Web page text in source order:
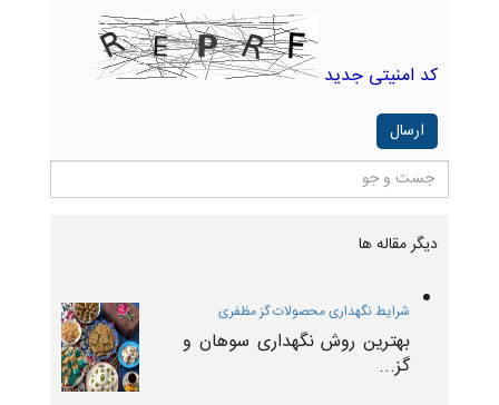
کد امنیتی جدید
دیگر مقاله ها
شرایط نگهداری محصولات گز مظفری
بهترین روش نگهداری سوهان و
گز...